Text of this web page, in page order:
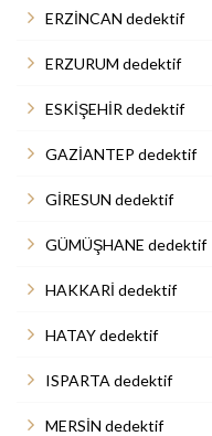
ERZİNCAN dedektif
ERZURUM dedektif
ESKİŞEHİR dedektif
GAZİANTEP dedektif
GİRESUN dedektif
GÜMÜŞHANE dedektif
HAKKARİ dedektif
HATAY dedektif
ISPARTA dedektif
MERSİN dedektif